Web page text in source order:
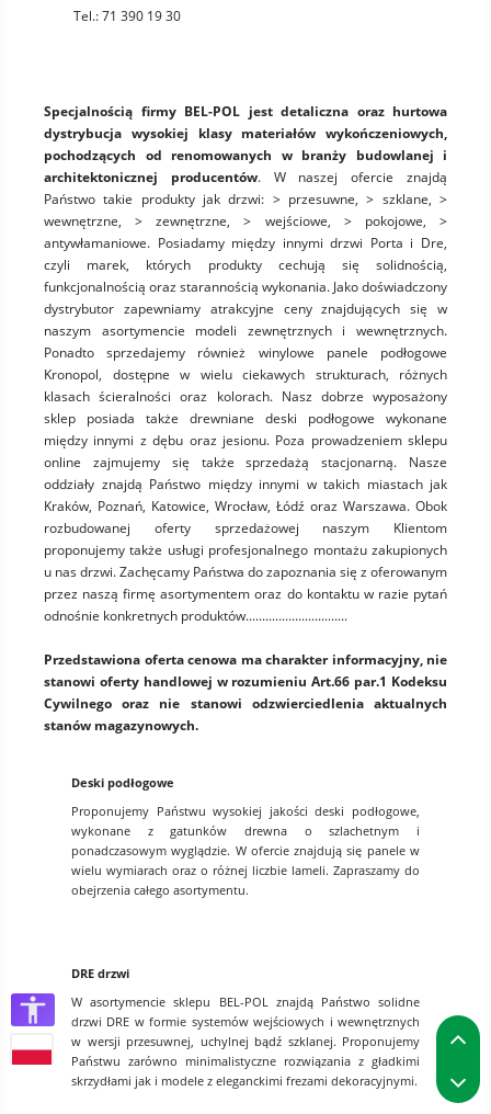
Tel.:71 390 19 30
Specjalnością firmy BEL-POL jest detaliczna oraz hurtowa
dystrybucja wysokiej klasy materiałów wykończeniowych,
pochodzących od renomowanych w branży budowlanej i
architektonicznej producentów. W naszej ofercie znajdą
Państwo takie produkty jak drzwi: > przesuwne, > szklane, >
wewnętrzne, > zewnętrzne, > wejściowe, > pokojowe, >
antywłamaniowe. Posiadamy między innymi drzwi Porta i Dre,
czyli marek, których produkty cechują się solidnością,
funkcjonalnością oraz starannością wykonania. Jako doświadczony
dystrybutor zapewniamy atrakcyjne ceny znajdujących się w
naszym asortymencie modeli zewnętrznych i wewnętrznych.
Ponadto sprzedajemy również winylowe panele podłogowe
Kronopol, dostępne w wielu ciekawych strukturach, różnych
klasach ścieralności oraz kolorach. Nasz dobrze wyposażony
sklep posiada także drewniane deski podłogowe wykonane
między innymi z dębu oraz jesionu. Poza prowadzeniem sklepu
online zajmujemy się także sprzedażą stacjonarną. Nasze
oddziały znajdą Państwo między innymi w takich miastach jak
Kraków, Poznań, Katowice, Wrocław, Łódź oraz Warszawa. Obok
rozbudowanej oferty sprzedażowej naszym Klientom
proponujemy także usługi profesjonalnego montażu zakupionych
u nas drzwi. Zachęcamy Państwa do zapoznania się z oferowanym
przez naszą firmę asortymentem oraz do kontaktu w razie pytań
odnośnie konkretnych produktów...............................
Przedstawiona oferta cenowa ma charakter informacyjny, nie
stanowi oferty handlowej w rozumieniu Art.66 par.1 Kodeksu
Cywilnego oraz nie stanowi odzwierciedlenia aktualnych
stanów magazynowych.
Deski podłogowe
Proponujemy Państwu wysokiej jakości deski podłogowe,
wykonane z gatunków drewna o szlachetnym i
ponadczasowym wyglądzie. W ofercie znajdują się panele w
wielu wymiarach oraz o różnej liczbie lameli. Zapraszamy do
obejrzenia całego asortymentu.
DRE drzwi
W asortymencie sklepu BEL-POL znajdą Państwo solidne
drzwi DRE w formie systemów wejściowych i wewnętrznych
w wersji przesuwnej, uchylnej bądź szklanej. Proponujemy
Państwu zarówno minimalistyczne rozwiązania z gładkimi
skrzydłami jak i modele z eleganckimi frezami dekoracyjnymi.